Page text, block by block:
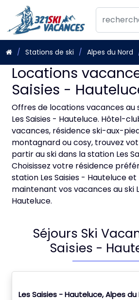
Stations de ski Alpes du Nord
Locations
Saisies -
Offres de locations vacances au
Les Saisies - Hauteluce. Hôtel-
vacances, résidence ski-aux-
montagnard ou cosy, trouvez
partir au ski dans la station Les
Choisissez votre résidence
station Les Saisies - Hauteluce
maintenant vos vacances au ski
Hauteluce.
Séjours Ski
Saisies -
Les Saisies - Hauteluce, Alpes du